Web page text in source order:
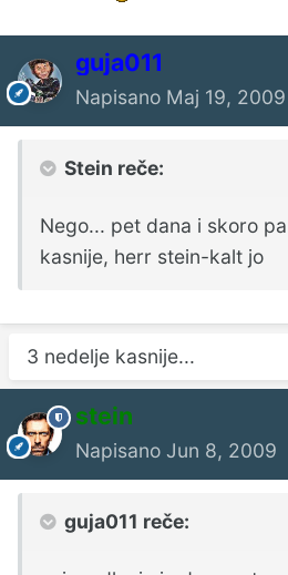
guja011
Napisano Maj 19, 2009
Stein reče:
Nego... pet dana i skoro
kasnije, herr stein-kalt jo
3 nedelje kasnije...
stein
Napisano Jun 8, 2009
guja011 reče: